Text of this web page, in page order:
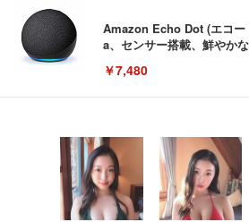
Amazon Echo Dot (エコー
a、センサー搭載、鮮やか
￥7,480
[EdoErgo] オフィスチェア
い 跳ね上げ式アームレスト
キング pc 事務椅子 360度
ン樹脂ベース 通気性メッシ
(黒網+黒枠+黒足)
￥5,699
EIZO ビジネス向けプレミ
EV3240X-WT | 31.5型4K
イト
￥105,595
Amazonベーシック ペット
回使い捨て 無香料 ホワイ
￥3,373